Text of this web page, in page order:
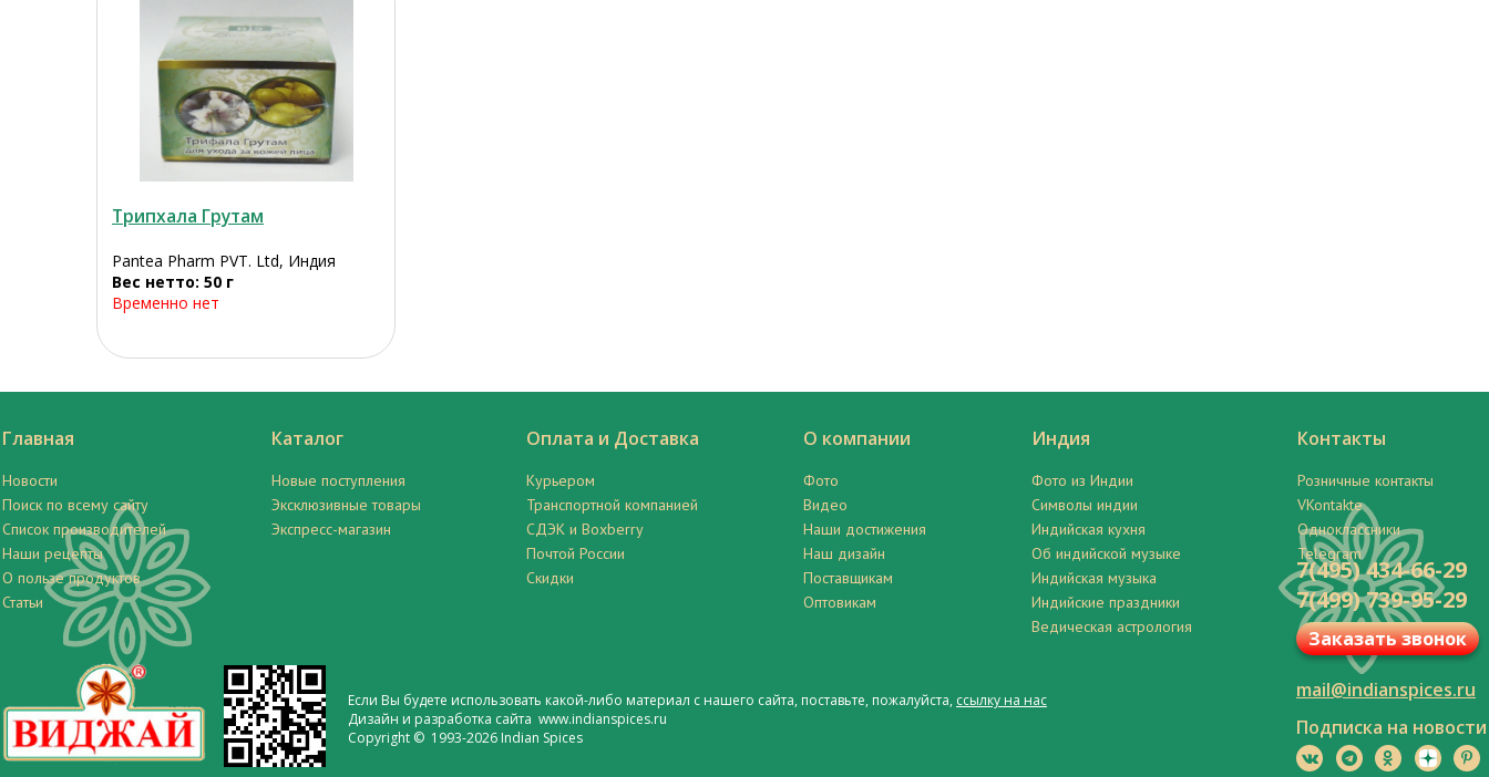
Трипхала Грутам
Pantea Pharm PVT. Ltd, Индия
Вес нетто: 50 г
Временно нет
Главная
Новости
Поиск по всему сайту
Список производителей
Наши рецепты
О пользе продуктов
Статьи
Каталог
Новые поступления
Эксклюзивные товары
Экспресс-магазин
Оплата и Доставка
Курьером
Транспортной компанией
СДЭК и Boxberry
Почтой России
Скидки
О компании
Фото
Видео
Наши достижения
Наш дизайн
Поставщикам
Оптовикам
Индия
Фото из Индии
Символы индии
Индийская кухня
Об индийской музыке
Индийская музыка
Индийские праздники
Ведическая астрология
Контакты
Розничные контакты
VKontakte
Одноклассники
Telegram
Если Вы будете использовать какой-либо материал с нашего сайта, поставьте, пожалуйста, ссылку на нас
Дизайн и разработка сайта www.indianspices.ru
Copyright © 1993-2026 Indian Spices
7(495) 434-66-29
7(499) 739-95-29
Заказать звонок
mail@indianspices.ru
Подписка на новости